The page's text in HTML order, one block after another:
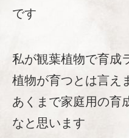
です
私が観葉植物で育成
植物が育つとは言え
あくまで家庭用の育
なと思います